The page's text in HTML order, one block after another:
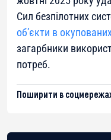
Сил безпілотних
об’єкти в
загарбники
потреб.
Поширити в